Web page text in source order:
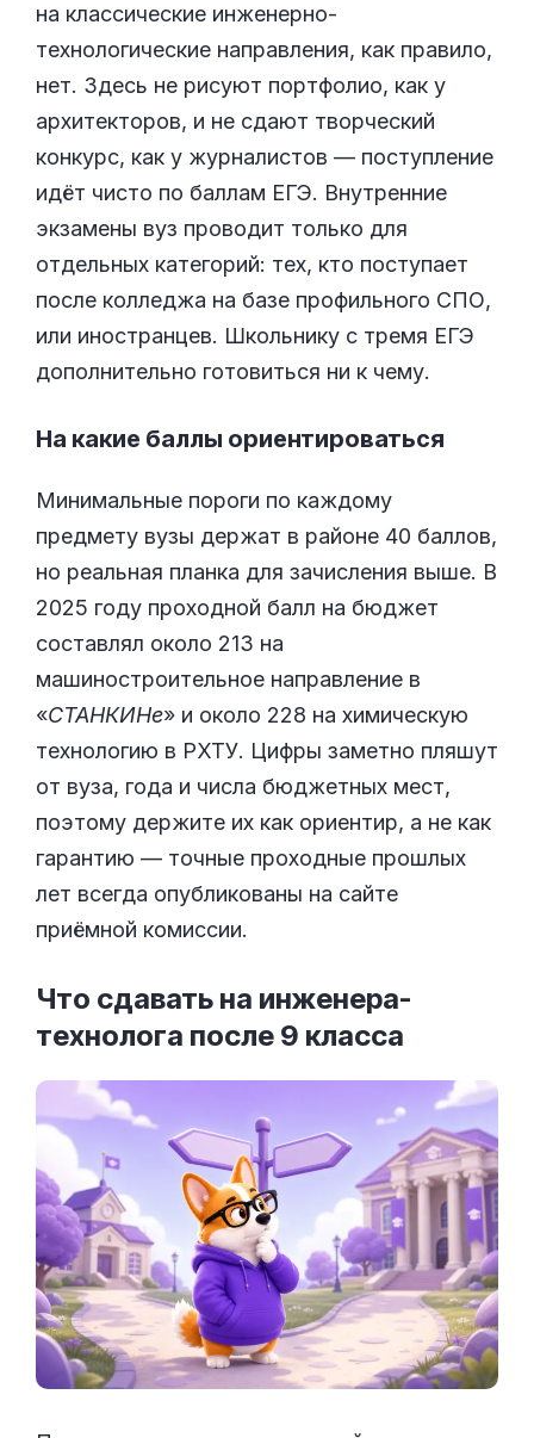
на классические инженерно-
технологические направления, как правило,
нет. Здесь не рисуют портфолио, как у
архитекторов, и не сдают творческий
конкурс, как у журналистов — поступление
идёт чисто по баллам ЕГЭ. Внутренние
экзамены вуз проводит только для
отдельных категорий: тех, кто поступает
после колледжа на базе профильного СПО,
или иностранцев. Школьнику с тремя ЕГЭ
дополнительно готовиться ни к чему.
На какие баллы ориентироваться
Минимальные пороги по каждому
предмету вузы держат в районе 40 баллов,
но реальная планка для зачисления выше. В
2025 году проходной балл на бюджет
составлял около 213 на
машиностроительное направление в
«СТАНКИНе» и около 228 на химическую
технологию в РХТУ. Цифры заметно пляшут
от вуза, года и числа бюджетных мест,
поэтому держите их как ориентир, а не как
гарантию — точные проходные прошлых
лет всегда опубликованы на сайте
приёмной комиссии.
Что сдавать на инженера-
технолога после 9 класса